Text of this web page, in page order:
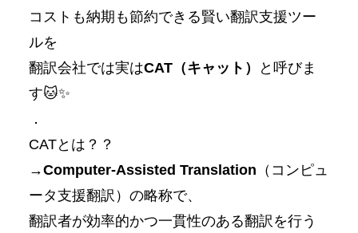
コストも納期も節約できる賢い翻訳支援ツー
ルを
翻訳会社では実はCAT（キャット）
と呼びま
す🐱✨
．
CATとは？？
→Computer-Assisted Translation （コンピュ
ータ支援翻訳）の略称で、
翻訳者が効率的かつ一貫性のある翻訳を行う